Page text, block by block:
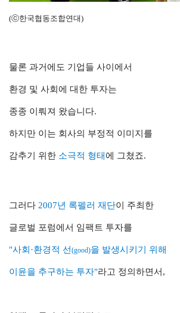
(ⓒ한국협동조합연대)
물론 과거에도 기업들 사이에서
환경 및 사회에 대한 투자는
종종 이뤄져 왔습니다.
하지만 이는 회사의 부정적 이미지를
감추기 위한 소극적 형태에 그쳤죠.
그러다 2007년 록펠러 재단이 주최한
글로벌 포럼에서 임팩트 투자를
"사회·환경적 선(good)을 발생시키기 위해
이윤을 추구하는 투자"라고 정의하면서,